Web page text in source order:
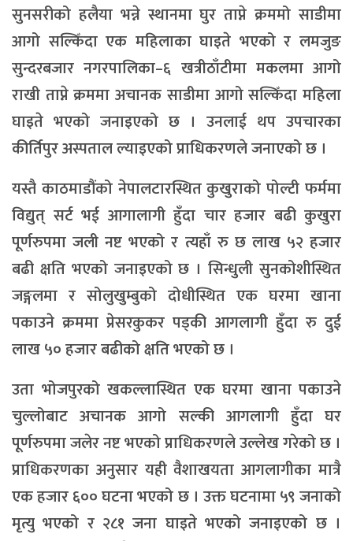
सुनसरीको हलैया भन्ने स्थानमा घुर ताप्ने क्रममो साडीमा
आगो सल्किँदा एक महिलाका घाइते भएको र लमजुङ
सुन्दरबजार नगरपालिका–६ खत्रीठाँटीमा मकलमा आगो
राखी ताप्ने क्रममा अचानक साडीमा आगो सल्किँदा महिला
घाइते भएको जनाइएको छ । उनलाई थप उपचारका
कीर्तिपुर अस्पताल ल्याइएको प्राधिकरणले जनाएको छ ।
यस्तै काठमाडौंको नेपालटारस्थित कुखुराको पोल्टी फर्ममा
विद्युत् सर्ट भई आगालागी हुँदा चार हजार बढी कुखुरा
पूर्णरुपमा जली नष्ट भएको र त्यहाँ रु छ लाख ५२ हजार
बढी क्षति भएको जनाइएको छ । सिन्धुली सुनकोशीस्थित
जङ्गलमा र सोलुखुम्बुको दोधीस्थित एक घरमा खाना
पकाउने क्रममा प्रेसरकुकर पड्की आगलागी हुँदा रु दुई
लाख ५० हजार बढीको क्षति भएको छ ।
उता भोजपुरको खकल्लास्थित एक घरमा खाना पकाउने
चुल्लोबाट अचानक आगो सल्की आगलागी हुँदा घर
पूर्णरुपमा जलेर नष्ट भएको प्राधिकरणले उल्लेख गरेको छ ।
प्राधिकरणका अनुसार यही वैशाखयता आगलागीका मात्रै
एक हजार ६०० घटना भएको छ । उक्त घटनामा ५९ जनाको
मृत्यु भएको र २८१ जना घाइते भएको जनाइएको छ ।